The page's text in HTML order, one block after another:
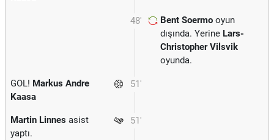
48' Bent Soermo oyun
dışında. Yerine Lars-
Christopher Vilsvik
oyunda.
51'
GOL! Markus Andre
Kaasa
51'
Martin Linnes asist
yaptı.